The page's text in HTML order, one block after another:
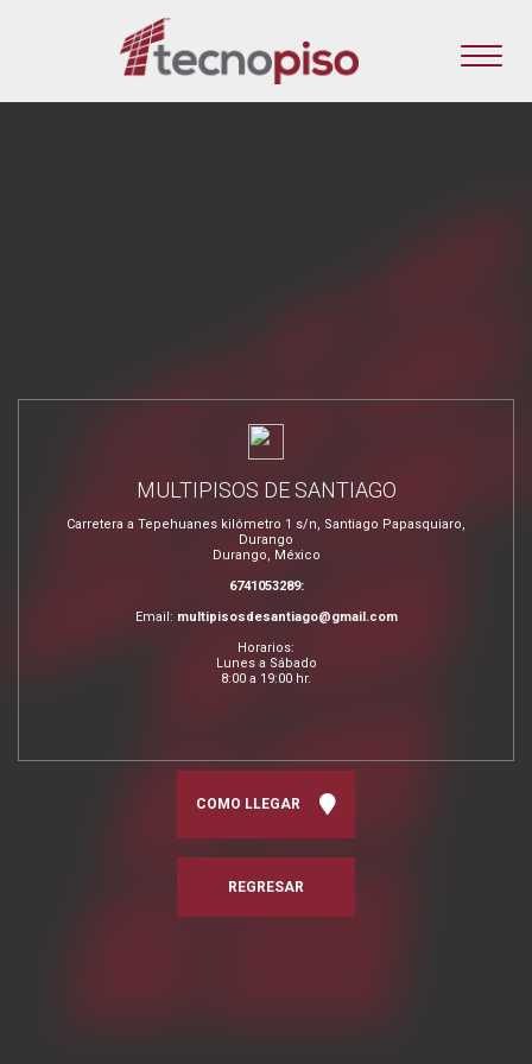
MULTIPISOS DE SANTIAGO
Carretera a Tepehuanes kilómetro 1 s/n, Santiago Papasquiaro,
Durango
Durango, México
6741053289:
Email: multipisosdesantiago@gmail.com
Horarios:
Lunes a Sábado
8:00 a 19:00 hr.
COMO LLEGAR
REGRESAR